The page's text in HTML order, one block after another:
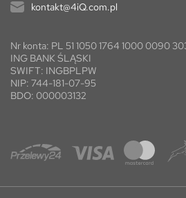
kontakt@4iQ.com.pl
Nr konta: PL 51 1050 1764 1000 0090
ING BANK ŚLĄSKI
SWIFT: INGBPLPW
NIP: 744-181-07-95
BDO: 000003132